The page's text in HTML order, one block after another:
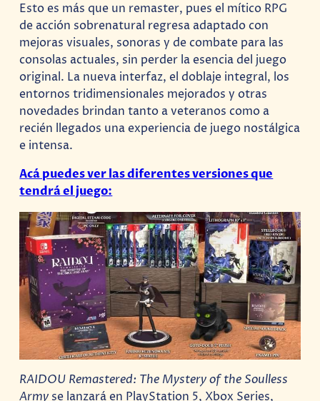
Esto es más que un remaster, pues el mítico RPG
de acción sobrenatural regresa adaptado con
mejoras visuales, sonoras y de combate para las
consolas actuales, sin perder la esencia del juego
original. La nueva interfaz, el doblaje integral, los
entornos tridimensionales mejorados y otras
novedades brindan tanto a veteranos como a
recién llegados una experiencia de juego nostálgica
e intensa.
Acá puedes ver las diferentes versiones que
tendrá el juego:
RAIDOU Remastered: The Mystery of the Soulless
Army se lanzará en PlayStation 5, Xbox Series,